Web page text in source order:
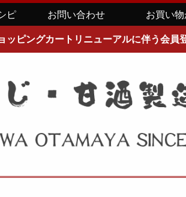
ピ お問い合わせ お買い
ッピングカートリニューアルに伴う会員